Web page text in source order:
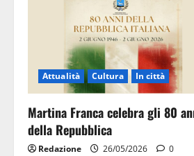
Attualità Cultura In città
Martina Franca celebra gli 80
della Repubblica
Redazione 26/05/2026 0